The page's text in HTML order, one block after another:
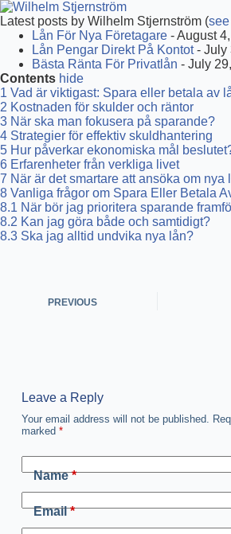
Latest posts by Wilhelm Stjernström (see
Lån För Nya Företagare - August
Lån Pengar Direkt På Kontot- July
Bästa Ränta För Privatlån - July
Contents hide
1 Vad är viktigast: Spara eller betala av
2 Kostnaden för skulder och räntor
3 När ska man fokusera på sparande?
4 Strategier för effektiv skuldhantering
5 Hur påverkar ekonomiska mål
6 Erfarenheter från verkliga livet
7 När är det smartare att ansöka om nya
8 Vanliga frågor om Spara Eller Betala
8.1 När bör jag prioritera sparande
8.2 Kan jag göra både och samtidigt?
8.3 Ska jag alltid undvika nya lån?
PREVIOUS
Leave a Reply
Your email address will not be published.
marked *
Name*
Email*